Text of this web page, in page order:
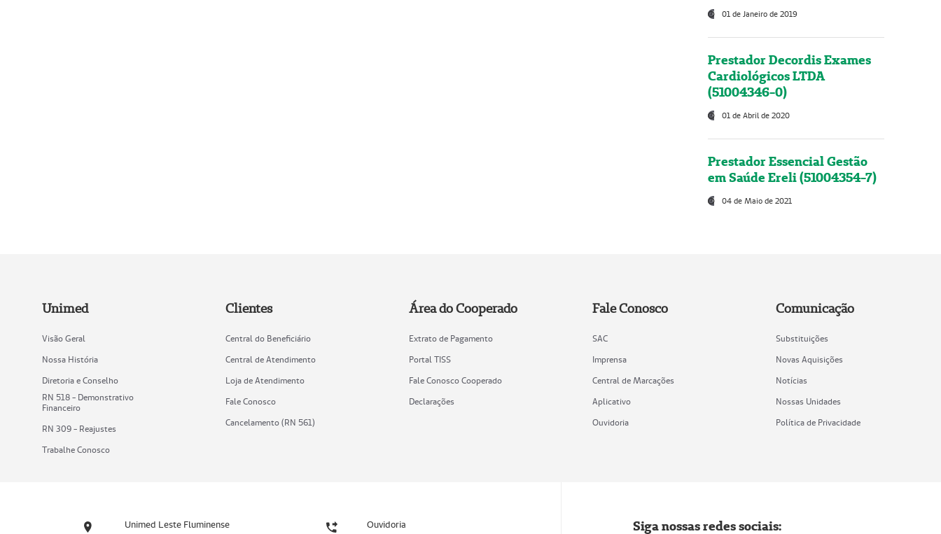
01 de Janeiro de 2019
Prestador Decordis Exames
Cardiológicos LTDA
(51004346-0)
01 de Abril de 2020
Prestador Essencial Gestão
em Saúde Ereli (51004354-7)
04 de Maio de 2021
Unimed
Visão Geral
Nossa História
Diretoria e Conselho
RN 518 - Demonstrativo
Financeiro
RN 309 - Reajustes
Trabalhe Conosco
Clientes
Central do Beneficiário
Central de Atendimento
Loja de Atendimento
Fale Conosco
Cancelamento (RN 561)
Área do Cooperado
Extrato de Pagamento
Portal TISS
Fale Conosco Cooperado
Declarações
Fale Conosco
SAC
Imprensa
Central de Marcações
Aplicativo
Ouvidoria
Comunicação
Substituições
Novas Aquisições
Notícias
Nossas Unidades
Política de Privacidade
Unimed Leste Fluminense Ouvidoria Siga nossas redes sociais: